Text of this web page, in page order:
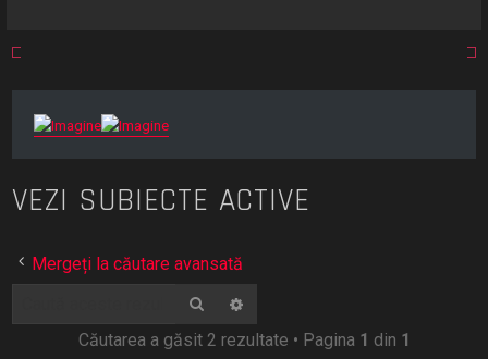
VEZI SUBIECTE ACTIVE
Mergeți la căutare avansată
Căutare
Căutarea a găsit 2 rezultate • Pagina 1 din 1